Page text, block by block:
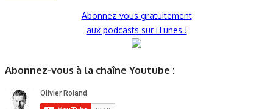
Abonnez-vous gratuitement
aux podcasts sur iTunes !
Abonnez-vous à la chaîne Youtube :